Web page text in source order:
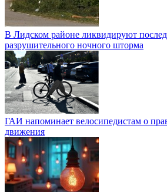
В Лидском районе ликвидируют
разрушительного ночного шторма
ГАИ напоминает велосипедистам о
движения